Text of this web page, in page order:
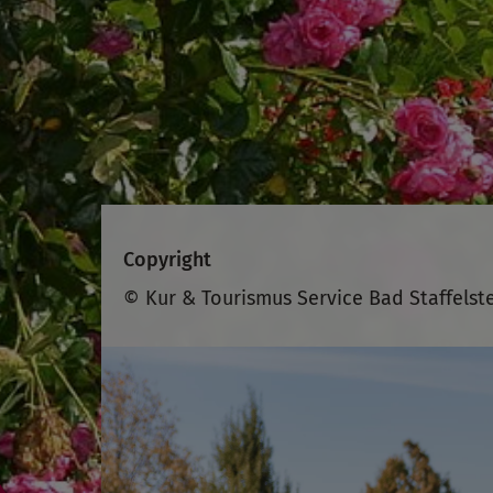
Copyright
© Kur & Tourismus Service Bad